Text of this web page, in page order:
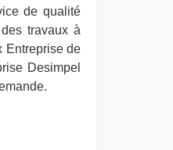
de qualité
travaux à
Entreprise de
Desimpel